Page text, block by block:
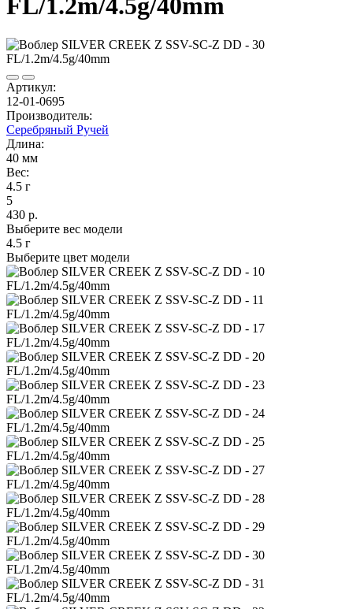
FL/1.2m/4.5g/40mm
Артикул:
12-01-0695
Производитель:
Серебряный Ручей
Длина:
40 мм
Вес:
4.5 г
5
430 р.
Выберите вес модели
4.5 г
Выберите цвет модели